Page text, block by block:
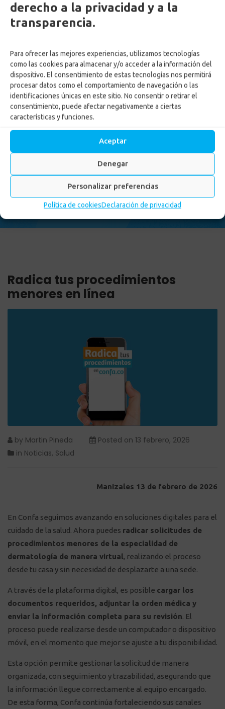
derecho a la privacidad y a la
transparencia.
Para ofrecer las mejores experiencias, utilizamos tecnologías
como las cookies para almacenar y/o acceder a la información del
dispositivo. El consentimiento de estas tecnologías nos permitirá
procesar datos como el comportamiento de navegación o las
identificaciones únicas en este sitio. No consentir o retirar el
consentimiento, puede afectar negativamente a ciertas
características y funciones.
Aceptar
Denegar
Personalizar preferencias
Política de cookiesDeclaración de privacidad
Radica tus
procedimientos menores
en línea
-Radica tus procedimientos menores en
línea
Radica tus procedimientos
menores en línea
by Martin Pineda Posted on 13 febrero, 2026
in Noticias, Salud
Manizales 13 de febrero de 2026
En Confa seguimos avanzando en soluciones digitales para el
cuidado de la salud. Ahora puedes radicar solicitudes de
procedimientos menores de la especialidad de
dermatología de manera virtual, realizando el proceso
desde tu casa y sin necesidad de desplazarte a una sede.
A través de la plataforma digital, es posible cargar los
documentos requeridos, adjuntar la orden médica y
enviar la información completa para su revisión. El
proceso puede realizarse desde un computador o dispositivo
móvil, en el momento que mejor se ajuste a tu disponibilidad.
Esta opción permite gestionar la solicitud de manera
organizada, con seguimiento y trazabilidad, asegurando que
la información llegue correctamente al equipo encargado.
De esta forma, Confa continúa fortaleciendo sus canales